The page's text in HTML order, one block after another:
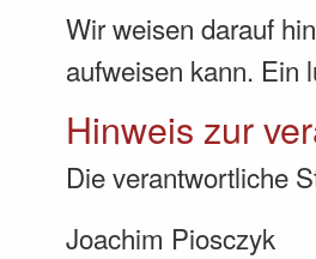
Wir weisen darauf
aufweisen kann. Ein
Hinweis zur
Die verantwortliche
Joachim Piosczyk